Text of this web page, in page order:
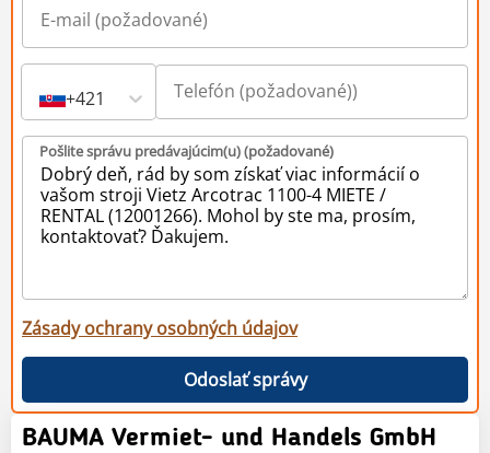
+421
Pošlite správu predávajúcim(u) (požadované)
Zásady ochrany osobných údajov
Odoslať správy
BAUMA Vermiet- und Handels GmbH